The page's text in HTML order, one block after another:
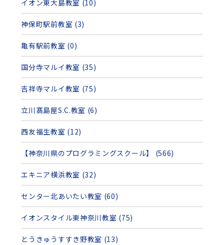
イオン東大島教室 (10)
神保町駅前教室 (3)
亀有駅前教室 (0)
国分寺マルイ教室 (35)
吉祥寺マルイ教室 (75)
立川髙島屋S.C.教室 (6)
西友福生教室 (12)
【神奈川県のプログラミングスクール】 (566)
エキニア横浜教室 (32)
センター北あいたい教室 (60)
イオンスタイル東神奈川教室 (75)
とうきゅうすすき野教室 (13)